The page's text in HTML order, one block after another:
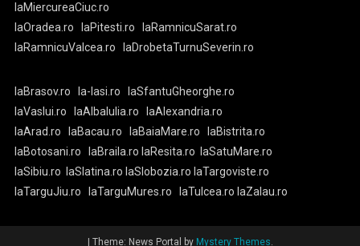
laMiercureaCiuc.ro
laOradea.ro
laPitesti.ro
laRamnicuSarat.ro
laRamnicuValcea.ro
laDrobetaTurnuSeverin.ro
laBrasov.ro la-Iasi.ro
laSfantuGheorghe.ro
laVaslui.ro
laAlbaIulia.ro
laAlexandria.ro
laArad.ro
laBacau.ro laBaiaMare.ro
laBistrita.ro
laBotosani.ro
laBraila.ro laResita.ro
laSatuMare.ro
laSibiu.ro
laSlatina.ro laSlobozia.ro laTargoviste.ro
laTarguJiu.ro
laTarguMures.ro laTulcea.ro laZalau.ro
Theme: News Portal by Mystery Themes.